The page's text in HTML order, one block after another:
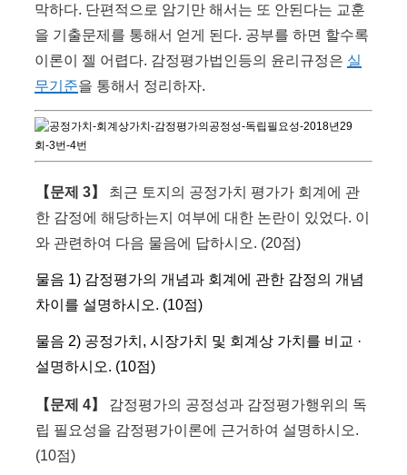
막하다. 단편적으로 암기만 해서는 또 안된다는 교훈
을 기출문제를 통해서 얻게 된다. 공부를 하면 할수록
이론이 젤 어렵다. 감정평가법인등의 윤리규정은 실
무기준을 통해서 정리하자.
【문제 3】
최근 토지의 공정가치 평가가 회계에 관
한 감정에 해당하는지 여부에 대한 논란이 있었다. 이
와 관련하여 다음 물음에 답하시오. (20점)
물음 1) 감정평가의 개념과 회계에 관한 감정의 개념
차이를 설명하시오. (10점)
물음 2) 공정가치, 시장가치 및 회계상 가치를 비교 ·
설명하시오. (10점)
【문제 4】
감정평가의 공정성과 감정평가행위의 독
립 필요성을 감정평가이론에 근거하여 설명하시오.
(10점)